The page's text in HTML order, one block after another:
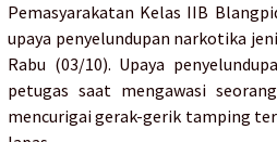
Pemasyarakatan Kelas IIB
upaya penyelundupan narkotika
Rabu (03/10). Upaya
petugas saat mengawasi
mencurigai gerak-gerik tamping